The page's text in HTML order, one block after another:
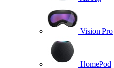
Vision Pro
HomePod